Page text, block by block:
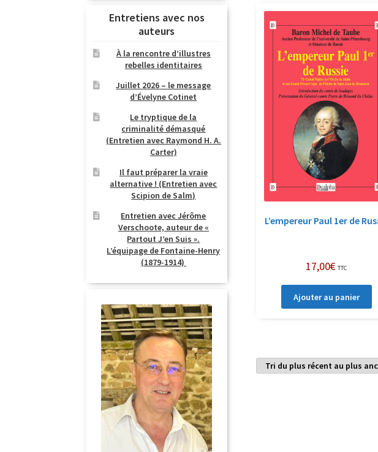
L’empereur Paul 1er de
17,00€ TTC
Ajouter au panier
Entretiens avec nos
auteurs
À la rencontre d’illustres
rebelles identitaires
Juillet 2026 – le message
d’Évelyne Cotinet
Le tryptique de la
criminalité démasqué
(Entretien avec Raymond H. A.
Carter)
Il faut préparer la vraie
alternative ! (Entretien avec
Scipion de Salm)
Entretien avec Jérôme
Verschoote, auteur de «
Partout J’en Suis ».
L’équipage de Fontaine-Henry
(1879-1914)